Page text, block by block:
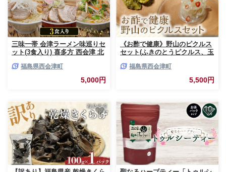
三味一帯 会津ラーメン味巡りセ
ット(3食入り) 喜多方 西会津 北
ゆ みそ しお ラーメン 拉麺 セ
ット 麺類 麺 食品 F4D-0487
福島県西会津町
5,000円
《お酢で健康》野山のピクルス
セット(ふきのとうピクルス、玉
セット 詰合せ 保存料不使用 着
色料不使用 ふきのとう たまね
ぎ おつまみ トッピング 食品
福島県西会津町
5,500円